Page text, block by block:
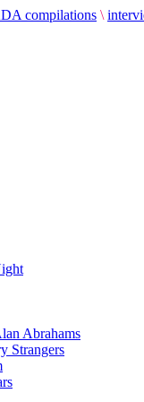
compilations \
Abrahams
Strangers